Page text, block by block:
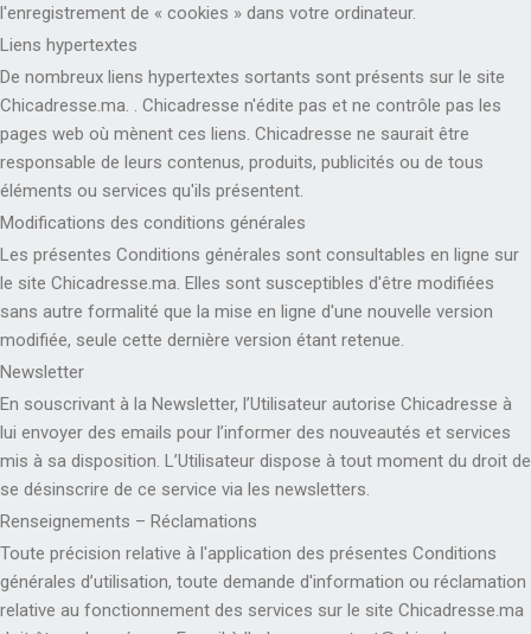
l'enregistrement de « cookies » dans votre ordinateur.
Liens hypertextes
De nombreux liens hypertextes sortants sont présents sur le site
Chicadresse.ma. . Chicadresse n'édite pas et ne contrôle pas les
pages web où mènent ces liens. Chicadresse ne saurait être
responsable de leurs contenus, produits, publicités ou de tous
éléments ou services qu'ils présentent.
Modifications des conditions générales
Les présentes Conditions générales sont consultables en ligne sur
le site Chicadresse.ma. Elles sont susceptibles d'être modifiées
sans autre formalité que la mise en ligne d'une nouvelle version
modifiée, seule cette dernière version étant retenue.
Newsletter
En souscrivant à la Newsletter, l’Utilisateur autorise Chicadresse à
lui envoyer des emails pour l’informer des nouveautés et services
mis à sa disposition. L’Utilisateur dispose à tout moment du droit de
se désinscrire de ce service via les newsletters.
Renseignements – Réclamations
Toute précision relative à l'application des présentes Conditions
générales d’utilisation, toute demande d'information ou réclamation
relative au fonctionnement des services sur le site Chicadresse.ma